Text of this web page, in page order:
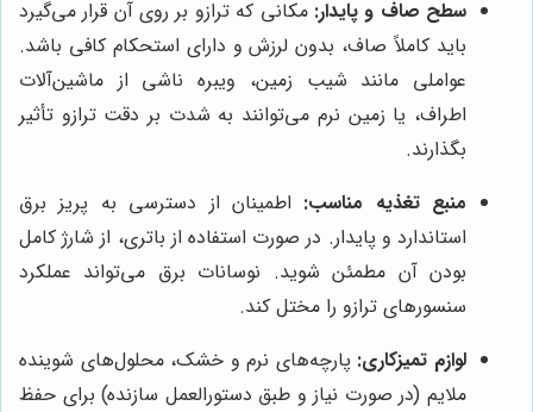
سطح صاف و پایدار: مکانی که ترازو بر روی آن قرار می‌گیرد
باید کاملاً صاف، بدون لرزش و دارای استحکام کافی باشد.
عواملی مانند شیب زمین، ویبره ناشی از ماشین‌آلات
اطراف، یا زمین نرم می‌توانند به شدت بر دقت ترازو تأثیر
بگذارند.
منبع تغذیه مناسب: اطمینان از دسترسی به پریز برق
استاندارد و پایدار. در صورت استفاده از باتری، از شارژ کامل
بودن آن مطمئن شوید. نوسانات برق می‌تواند عملکرد
سنسورهای ترازو را مختل کند.
لوازم تمیزکاری: پارچه‌های نرم و خشک، محلول‌های شوینده
ملایم (در صورت نیاز و طبق دستورالعمل سازنده) برای حفظ